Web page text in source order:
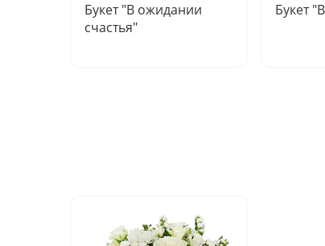
Букет "В ожидании
счастья"
Букет